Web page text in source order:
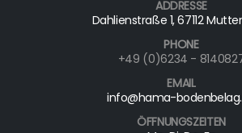
ADDRESSE
Dahlienstraße 1, 67112
PHONE
+49 (0)6234 -
EMAIL
info@hama-
ÖFFNUNGSZEITEN